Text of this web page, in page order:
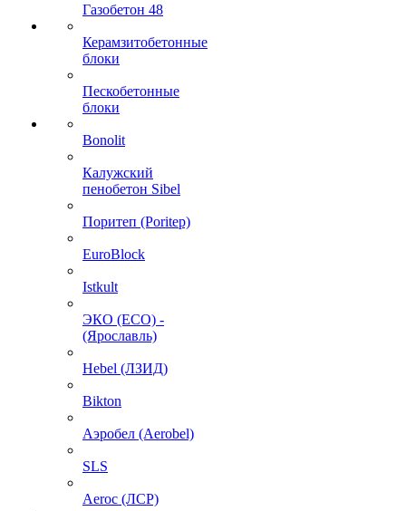
Газобетон 48
Керамзитобетонные
блоки
Пескобетонные
блоки
Bonolit
Калужский
пенобетон Sibel
Поритеп (Poritep)
EuroBlock
Istkult
ЭКО (ECO) -
(Ярославль)
Hebel (ЛЗИД)
Bikton
Аэробел (Aerobel)
SLS
Aeroc (ЛСР)